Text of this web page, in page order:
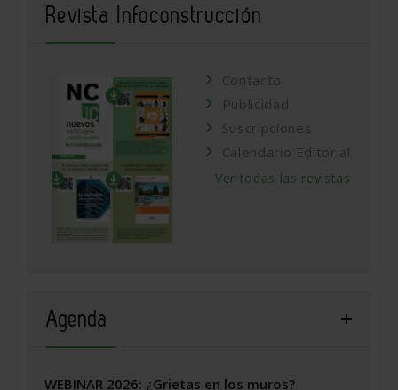
Revista Infoconstrucción
Contacto
Publicidad
Suscripciones
Calendario Editorial
Ver todas las revistas
Agenda
WEBINAR 2026: ¿Grietas en los muros?